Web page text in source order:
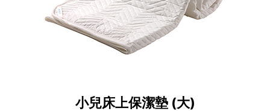
小兒床上保潔墊 (大)